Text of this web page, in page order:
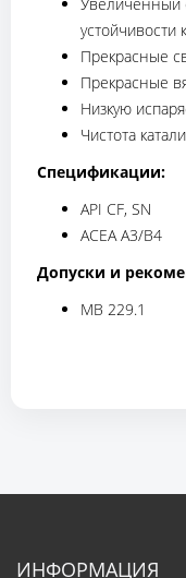
Увеличенный
устойчивости
Прекрасные
Прекрасные
Низкую
Чистота
Спецификации:
API CF, SN
ACEA A3/B4
Допуски и
MB 229.1
ИНФОРМАЦИЯ